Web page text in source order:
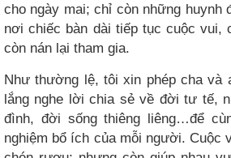
cho ngày mai; chỉ còn những huynh
nơi chiếc bàn dài tiếp tục cuộc vui,
còn nán lại tham gia.
Như thường lệ, tôi xin phép cha và
lắng nghe lời chia sẻ về đời tư tế,
đình, đời sống thiêng liêng…để
nghiệm bổ ích của mỗi người. Cuộc